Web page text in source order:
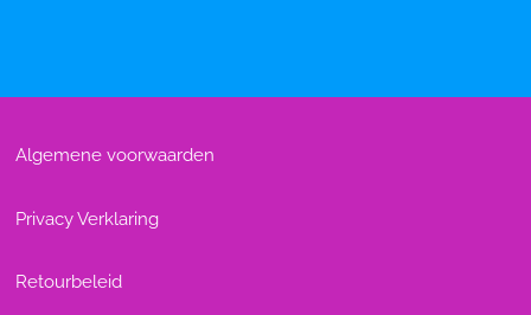
Algemene voorwaarden
Privacy Verklaring
Retourbeleid